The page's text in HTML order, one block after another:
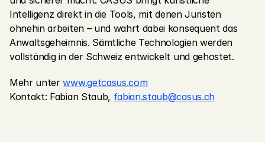
Intelligenz direkt in die Tools, mit denen Juristen
ohnehin arbeiten – und wahrt dabei konsequent das
Anwaltsgeheimnis. Sämtliche Technologien werden
vollständig in der Schweiz entwickelt und gehostet.
Mehr unter www.getcasus.com
Kontakt: Fabian Staub, fabian.staub@casus.ch